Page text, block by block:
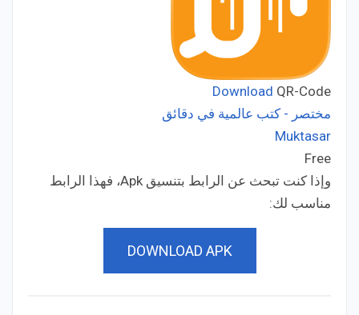
Download QR-Code
مختصر - كتب عالمية في دقائق
Muktasar
Free
وإذا كنت تبحث عن الرابط بتنسيق Apk، فهذا الرابط
مناسب لك:
DOWNLOAD APK